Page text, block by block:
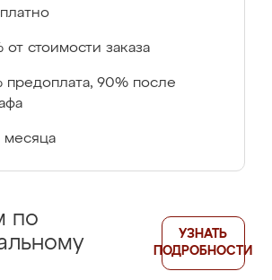
от стоимости заказа
предоплата, 90% после
месяца
по
УЗНАТЬ
ПОДРОБНОСТИ